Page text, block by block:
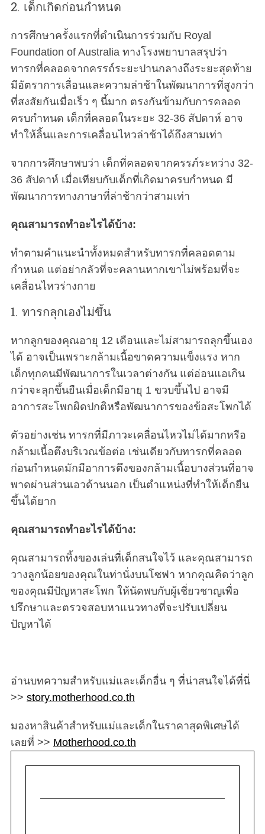
2. เด็กเกิดก่อนกำหนด
การศึกษาครั้งแรกที่ดำเนินการร่วมกับ Royal
Foundation of Australia ทางโรงพยาบาลสรุปว่า
ทารกที่คลอดจากครรถ์ระยะปานกลางถึงระยะสุดท้าย
มีอัตราการเลื่อนและความล่าช้าในพัฒนาการที่สูงกว่า
ที่สงสัยกันเมื่อเร็ว ๆ นี้มาก ตรงกันข้ามกับการคลอด
ครบกำหนด เด็กที่คลอดในระยะ 32-36 สัปดาห์ อาจ
ทำให้ลิ้นและการเคลื่อนไหวล่าช้าได้ถึงสามเท่า
จากการศึกษาพบว่า เด็กที่คลอดจากครรภ์ระหว่าง 32-
36 สัปดาห์ เมื่อเทียบกับเด็กที่เกิดมาครบกำหนด มี
พัฒนาการทางภาษาที่ล่าช้ากว่าสามเท่า
คุณสามารถทำอะไรได้บ้าง:
ทำตามคำแนะนำทั้งหมดสำหรับทารกที่คลอดตาม
กำหนด แต่อย่ากลัวที่จะคลานหากเขาไม่พร้อมที่จะ
เคลื่อนไหวร่างกาย
1. ทารกลุกเองไม่ขึ้น
หากลูกของคุณอายุ 12 เดือนและไม่สามารถลุกขึ้นเอง
ได้ อาจเป็นเพราะกล้ามเนื้อขาดความแข็งแรง หาก
เด็กทุกคนมีพัฒนาการในเวลาต่างกัน แต่อ่อนแอเกิน
กว่าจะลุกขึ้นยืนเมื่อเด็กมีอายุ 1 ขวบขึ้นไป อาจมี
อาการสะโพกผิดปกติหรือพัฒนาการของข้อสะโพกได้
ตัวอย่างเช่น ทารกที่มีภาวะเคลื่อนไหวไม่ได้มากหรือ
กล้ามเนื้อตึงบริเวณข้อต่อ เช่นเดียวกับทารกที่คลอด
ก่อนกำหนดมักมีอาการตึงของกล้ามเนื้อบางส่วนที่อาจ
พาดผ่านส่วนเอวด้านนอก เป็นตำแหน่งที่ทำให้เด็กยืน
ขึ้นได้ยาก
คุณสามารถทำอะไรได้บ้าง:
คุณสามารถทิ้งของเล่นที่เด็กสนใจไว้ และคุณสามารถ
วางลูกน้อยของคุณในท่านั่งบนโซฟา หากคุณคิดว่าลูก
ของคุณมีปัญหาสะโพก ให้นัดพบกับผู้เชี่ยวชาญเพื่อ
ปรึกษาและตรวจสอบหาแนวทางที่จะปรับเปลี่ยน
ปัญหาได้
อ่านบทความสำหรับแม่และเด็กอื่น ๆ ที่น่าสนใจได้ที่นี่
>> story.motherhood.co.th
มองหาสินค้าสำหรับแม่และเด็กในราคาสุดพิเศษได้
เลยที่ >> Motherhood.co.th